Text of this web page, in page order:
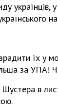
їх у
за УПА!
в